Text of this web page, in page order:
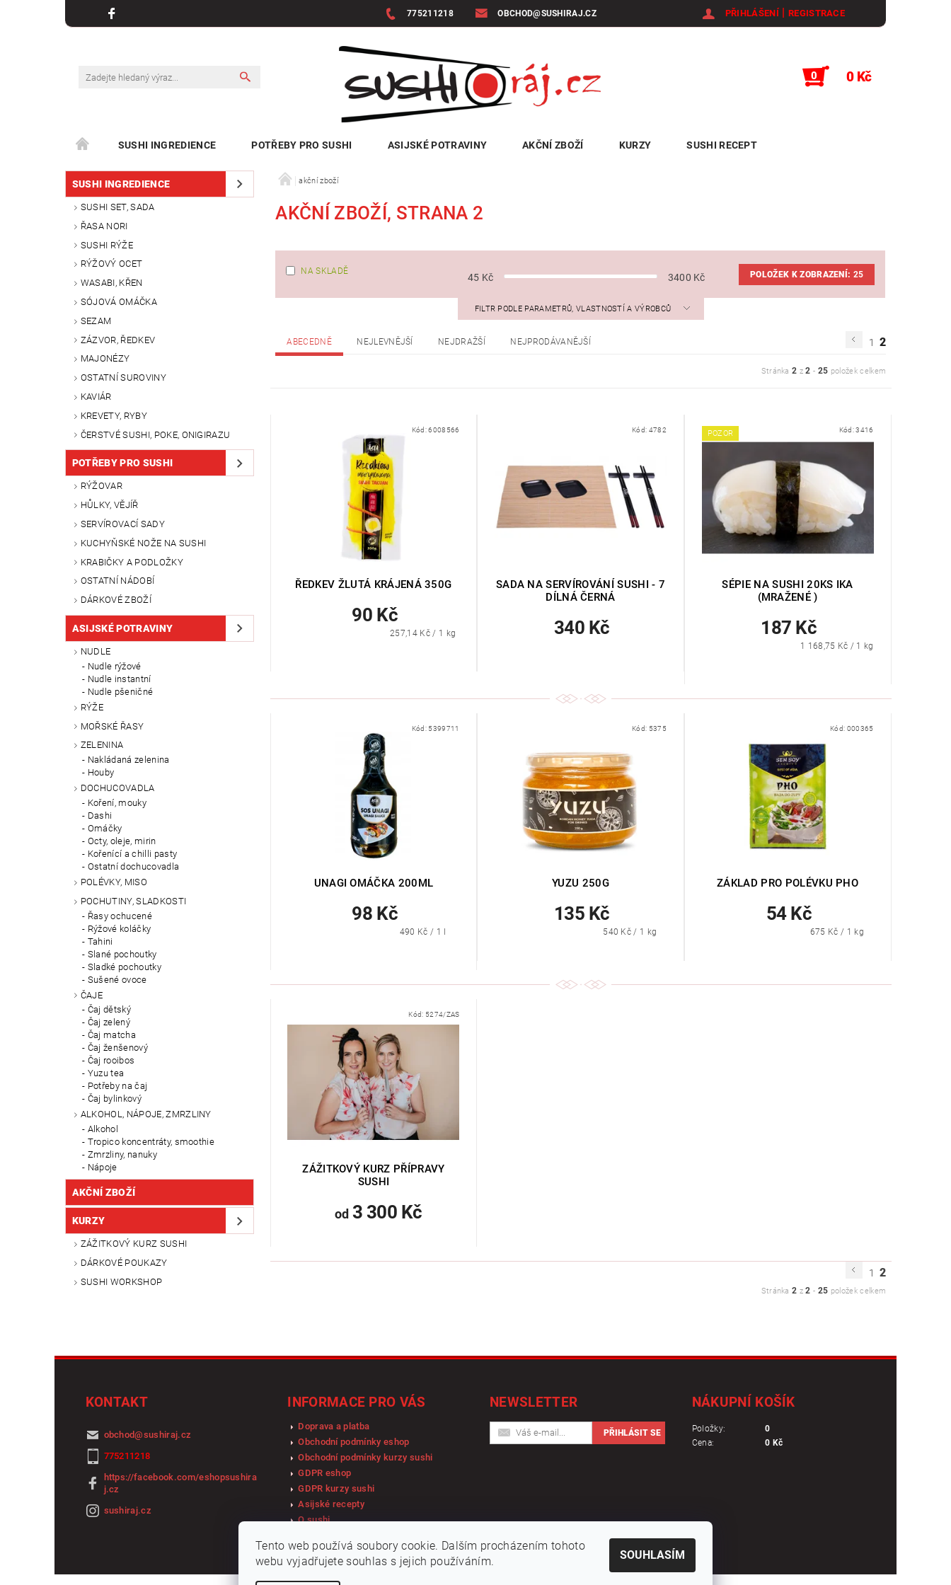
775211218 OBCHOD@SUSHIRAJ.CZ PŘIHLÁŠENÍ | REGISTRACE
0 0 Kč
SUSHI INGREDIENCE POTŘEBY PRO SUSHI ASIJSKÉ POTRAVINY AKČNÍ ZBOŽÍ KURZY SUSHI RECEPT
KONTAKT
SUSHI INGREDIENCE
SUSHI SET, SADA
ŘASA NORI
SUSHI RÝŽE
RÝŽOVÝ OCET
WASABI, KŘEN
SÓJOVÁ OMÁČKA
SEZAM
ZÁZVOR, ŘEDKEV
MAJONÉZY
OSTATNÍ SUROVINY
KAVIÁR
KREVETY, RYBY
ČERSTVÉ SUSHI, POKE, ONIGIRAZU
POTŘEBY PRO SUSHI
RÝŽOVAR
HŮLKY, VĚJÍŘ
SERVÍROVACÍ SADY
KUCHYŇSKÉ NOŽE NA SUSHI
KRABIČKY A PODLOŽKY
OSTATNÍ NÁDOBÍ
DÁRKOVÉ ZBOŽÍ
ASIJSKÉ POTRAVINY
NUDLE
Nudle rýžové
Nudle instantní
Nudle pšeničné
RÝŽE
MOŘSKÉ ŘASY
ZELENINA
Nakládaná zelenina
Houby
DOCHUCOVADLA
Koření, mouky
Dashi
Omáčky
Octy, oleje, mirin
Kořenící a chilli pasty
Ostatní dochucovadla
POLÉVKY, MISO
POCHUTINY, SLADKOSTI
Řasy ochucené
Rýžové koláčky
Tahini
Slané pochoutky
Sladké pochoutky
Sušené ovoce
ČAJE
Čaj dětský
Čaj zelený
Čaj matcha
Čaj ženšenový
Čaj rooibos
Yuzu tea
Potřeby na čaj
Čaj bylinkový
ALKOHOL, NÁPOJE, ZMRZLINY
Alkohol
Tropico koncentráty, smoothie
Zmrzliny, nanuky
Nápoje
AKČNÍ ZBOŽÍ
KURZY
ZÁŽITKOVÝ KURZ SUSHI
DÁRKOVÉ POUKAZY
SUSHI WORKSHOP
akční zboží
AKČNÍ ZBOŽÍ, STRANA 2
NA SKLADĚ
45 Kč 3400 Kč POLOŽEK K ZOBRAZENÍ: 25
FILTR PODLE PARAMETRŮ, VLASTNOSTÍ A VÝROBCŮ
ABECEDNĚ NEJLEVNĚJŠÍ NEJDRAŽŠÍ NEJPRODÁVANĚJŠÍ 1 2
Stránka2 z2 - 25 položek celkem
Kód:6008566
ŘEDKEV ŽLUTÁ KRÁJENÁ 350G
90 Kč
257,14 Kč / 1 kg
Kód: 4782
SADA NA SERVÍROVÁNÍ SUSHI - 7
DÍLNÁ ČERNÁ
340 Kč
POZOR Kód:3416
SÉPIE NA SUSHI 20KS IKA
(MRAŽENÉ )
187 Kč
1 168,75 Kč / 1 kg
Kód: 5399711
UNAGI OMÁČKA 200ML
98 Kč
490 Kč / 1 l
Kód: 5375
YUZU 250G
135 Kč
540 Kč / 1 kg
Kód: 000365
ZÁKLAD PRO POLÉVKU PHO
54 Kč
675 Kč / 1 kg
Kód: 5274/ZAS
ZÁŽITKOVÝ KURZ PŘÍPRAVY
SUSHI
od3 300 Kč
1 2
Stránka2 z2 - 25 položek celkem
KONTAKT
obchod@sushiraj.cz
775211218
https://facebook.com/eshopsushira
j.cz
sushiraj.cz
INFORMACE PRO VÁS
Doprava a platba
Obchodní podmínky eshop
Obchodní podmínky kurzy sushi
GDPR eshop
GDPR kurzy sushi
Asijské recepty
O sushi
NEWSLETTER NÁKUPNÍ KOŠÍK
Položky:
Cena:
0
0 Kč
Tento web používá soubory cookie. Dalším procházením tohoto
webu vyjadřujete souhlas s jejich používáním.
SOUHLASÍM